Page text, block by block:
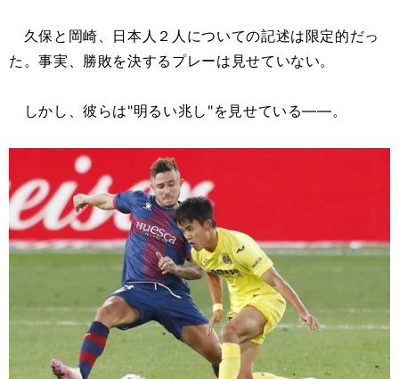
久保と岡崎、日本人２人についての記述は限定的だっ
た。事実、勝敗を決するプレーは見せていない。
しかし、彼らは"明るい兆し"を見せている――。